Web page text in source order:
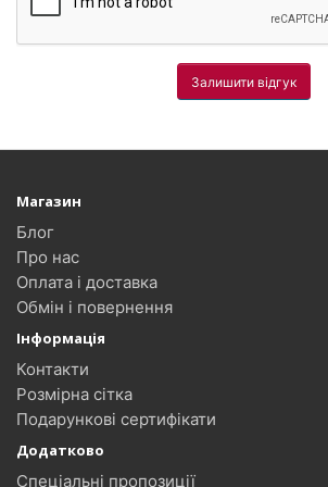
Залишити відгук
Магазин
Блог
Про нас
Оплата і доставка
Обмін і повернення
Інформація
Контакти
Розмірна сітка
Подарункові сертифікати
Додатково
Спеціальні пропозиції